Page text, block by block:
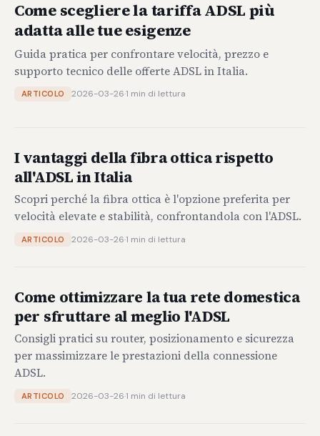
Come scegliere la tariffa ADSL più
adatta alle tue esigenze
Guida pratica per confrontare velocità, prezzo e
supporto tecnico delle offerte ADSL in Italia.
ARTICOLO 2026-03-26·1 min di lettura
I vantaggi della fibra ottica rispetto
all'ADSL in Italia
Scopri perché la fibra ottica è l'opzione preferita per
velocità elevate e stabilità, confrontandola con l'ADSL.
ARTICOLO 2026-03-26·1 min di lettura
Come ottimizzare la tua rete domestica
per sfruttare al meglio l'ADSL
Consigli pratici su router, posizionamento e sicurezza
per massimizzare le prestazioni della connessione
ADSL.
ARTICOLO 2026-03-26·1 min di lettura